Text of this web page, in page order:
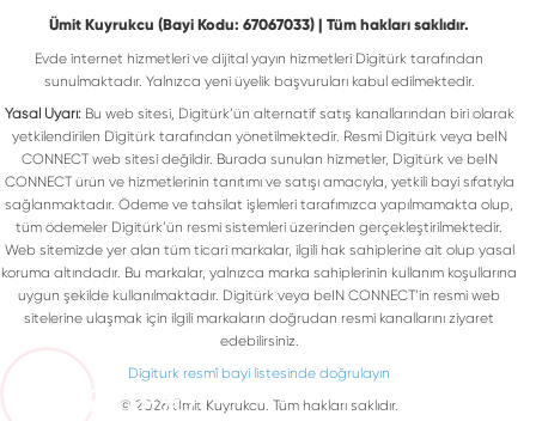
Ümit Kuyrukcu (Bayi Kodu: 67067033) | Tüm hakları saklıdır.
Evde internet hizmetleri ve dijital yayın hizmetleri Digitürk tarafından
sunulmaktadır. Yalnızca yeni üyelik başvuruları kabul edilmektedir.
Yasal Uyarı:Bu web sitesi, Digitürk’ün alternatif satış kanallarından biri olarak
yetkilendirilen Digitürk tarafından yönetilmektedir. Resmi Digitürk veya beIN
CONNECT web sitesi değildir. Burada sunulan hizmetler, Digitürk ve beIN
CONNECT ürün ve hizmetlerinin tanıtımı ve satışı amacıyla, yetkili bayi sıfatıyla
sağlanmaktadır. Ödeme ve tahsilat işlemleri tarafımızca yapılmamakta olup,
tüm ödemeler Digitürk’ün resmi sistemleri üzerinden gerçekleştirilmektedir.
Web sitemizde yer alan tüm ticari markalar, ilgili hak sahiplerine ait olup yasal
koruma altındadır. Bu markalar, yalnızca marka sahiplerinin kullanım koşullarına
uygun şekilde kullanılmaktadır. Digitürk veya beIN CONNECT’in resmi web
sitelerine ulaşmak için ilgili markaların doğrudan resmi kanallarını ziyaret
edebilirsiniz.
Digiturk resmî bayi listesinde doğrulayın
© 2026 Ümit Kuyrukcu. Tüm hakları saklıdır.
Bize Ulaşın
0850 471 73 73